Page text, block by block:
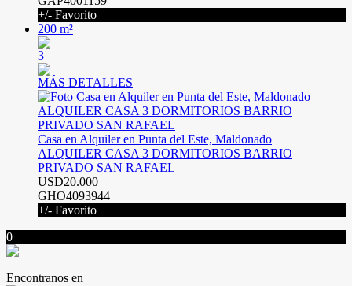
+/- Favorito
200 m²
3
MÁS DETALLES
Casa en Alquiler en Punta del Este, Maldonado
ALQUILER CASA 3 DORMITORIOS BARRIO
PRIVADO SAN RAFAEL
USD20.000
GHO4093944
+/- Favorito
0
Encontranos en